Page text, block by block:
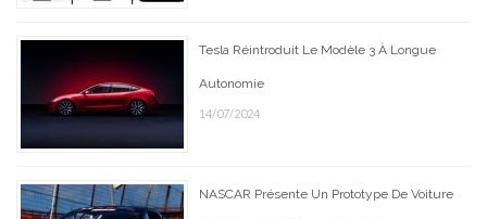
Tesla Réintroduit Le Modèle 3 À Longue
Autonomie
14/07/2024
NASCAR Présente Un Prototype De Voiture